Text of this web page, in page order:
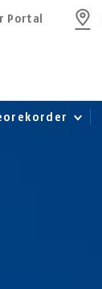
Portal